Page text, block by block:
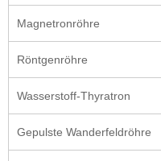
Magnetronröhre
Röntgenröhre
Wasserstoff-Thyratron
Gepulste Wanderfeldröhre